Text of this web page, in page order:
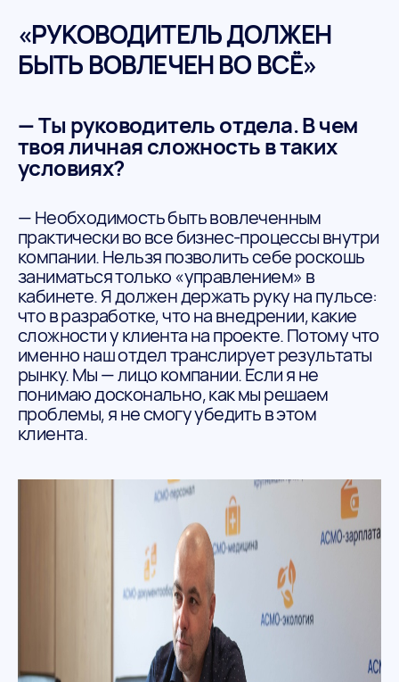
«РУКОВОДИТЕЛЬ ДОЛЖЕН
БЫТЬ ВОВЛЕЧЕН ВО ВСЁ»
— Ты руководитель отдела. В чем
твоя личная сложность в таких
условиях?
— Необходимость быть вовлеченным
практически во все бизнес-процессы внутри
компании. Нельзя позволить себе роскошь
заниматься только «управлением» в
кабинете. Я должен держать руку на пульсе:
что в разработке, что на внедрении, какие
сложности у клиента на проекте. Потому что
именно наш отдел транслирует результаты
рынку. Мы — лицо компании. Если я не
понимаю досконально, как мы решаем
проблемы, я не смогу убедить в этом
клиента.